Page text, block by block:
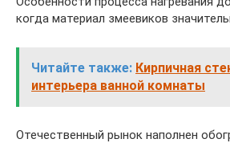
когда материал змеевиков
Читайте также: Кирпичная
интерьера ванной комнаты
Отечественный рынок наполнен